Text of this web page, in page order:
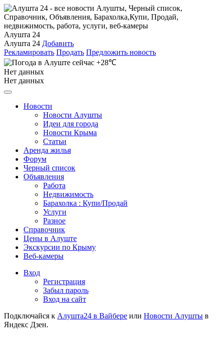
Алушта 24
Алушта 24 Добавить
Рекламировать Продать Предложить новость
+28℃
Нет данных
Нет данных
Новости
Новости Алушты
Идеи для города
Новости Крыма
Статьи
Аренда жилья
Форум
Черный список
Объявления
Работа
Недвижимость
Барахолка : Купи/Продай
Услуги
Разное
Справочник
Цены в Алуште
Экскурсии по Крыму
Веб-камеры
Вход
Регистрация
Забыл пароль
Вход на сайт
Подключайся к Алушта24 в Вайбере или Новости Алушты в
Яндекс Дзен.